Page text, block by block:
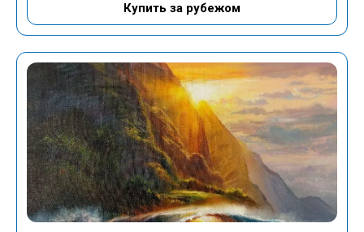
Купить за рубежом